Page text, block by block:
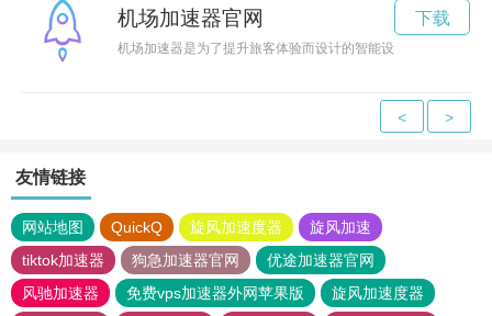
机场加速器官网
机场加速器是为了提升旅客体验而设计的智能设施，可以为旅
下载
< >
友情链接
网站地图 QuickQ 旋风加速度器
旋风加速
tiktok加速器
狗急加速器官网
优途加速器官网
风驰加速器
免费vps加速器外网苹果版
旋风加速度器